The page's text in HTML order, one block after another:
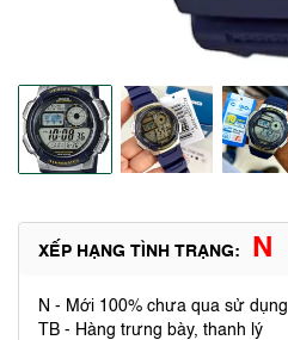
XẾP HẠNG TÌNH TRẠNG: N
N - Mới 100% chưa qua sử dụng
TB - Hàng trưng bày, thanh lý